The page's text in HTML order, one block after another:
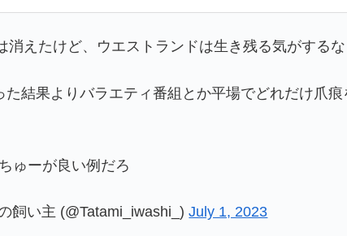
消えたけど、ウエストランドは生き残る気がするな
結果よりバラエティ番組とか平場でどれだけ爪痕
ゅーが良い例だろ
飼い主 (@Tatami_iwashi_)July 1, 2023